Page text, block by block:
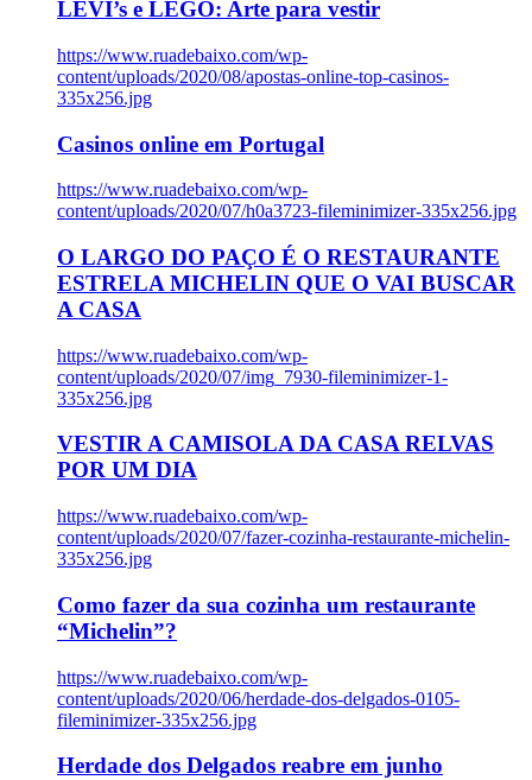
LEVI’s e LEGO: Arte para vestir
https://www.ruadebaixo.com/wp-
content/uploads/2020/08/apostas-online-top-casinos-
335x256.jpg
Casinos online em Portugal
https://www.ruadebaixo.com/wp-
content/uploads/2020/07/h0a3723-fileminimizer-335x256.jpg
O LARGO DO PAÇO É O RESTAURANTE
ESTRELA MICHELIN QUE O VAI BUSCAR
A CASA
https://www.ruadebaixo.com/wp-
content/uploads/2020/07/img_7930-fileminimizer-1-
335x256.jpg
VESTIR A CAMISOLA DA CASA RELVAS
POR UM DIA
https://www.ruadebaixo.com/wp-
content/uploads/2020/07/fazer-cozinha-restaurante-michelin-
335x256.jpg
Como fazer da sua cozinha um restaurante
“Michelin”?
https://www.ruadebaixo.com/wp-
content/uploads/2020/06/herdade-dos-delgados-0105-
fileminimizer-335x256.jpg
Herdade dos Delgados reabre em junho